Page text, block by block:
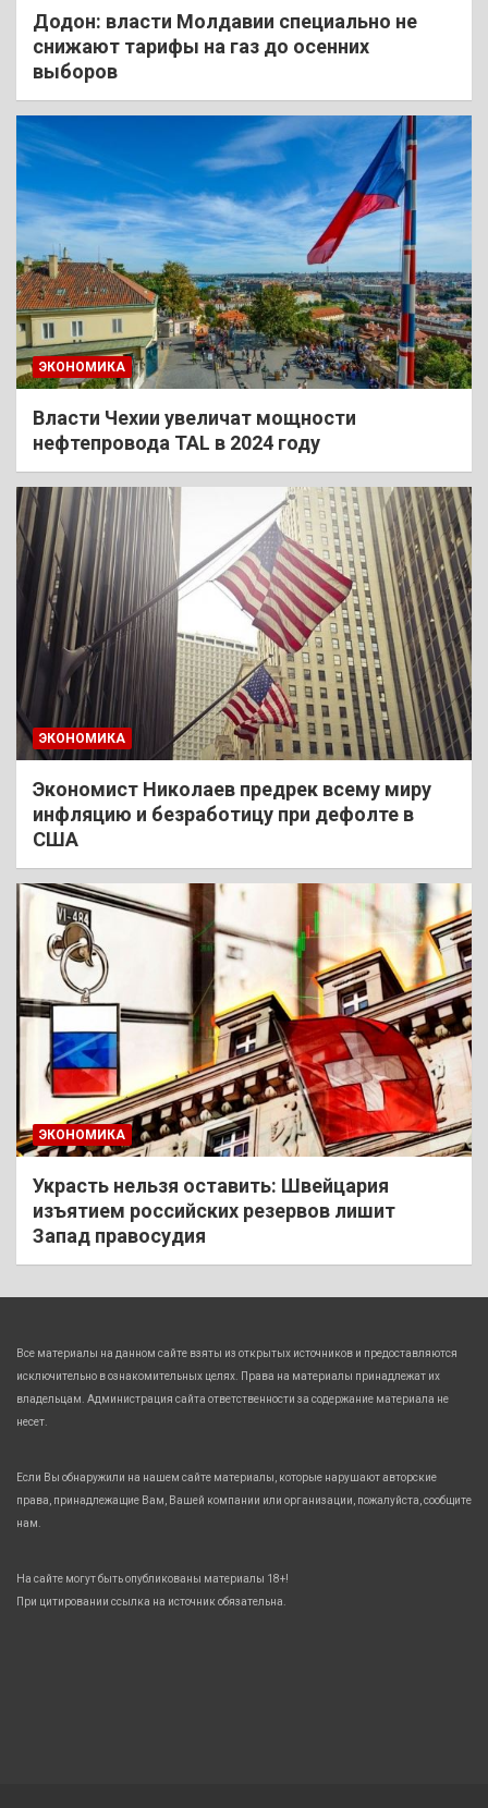
Додон: власти Молдавии специально не
снижают тарифы на газ до осенних
выборов
ЭКОНОМИКА
Власти Чехии увеличат мощности
нефтепровода TAL в 2024 году
ЭКОНОМИКА
Экономист Николаев предрек всему миру
инфляцию и безработицу при дефолте в
США
ЭКОНОМИКА
Украсть нельзя оставить: Швейцария
изъятием российских резервов лишит
Запад правосудия
Все материалы на данном сайте взяты из открытых источников и предоставляются
исключительно в ознакомительных целях. Права на материалы принадлежат их
владельцам. Администрация сайта ответственности за содержание материала не
несет.
Если Вы обнаружили на нашем сайте материалы, которые нарушают авторские
права, принадлежащие Вам, Вашей компании или организации, пожалуйста, сообщите
нам.
На сайте могут быть опубликованы материалы 18+!
При цитировании ссылка на источник обязательна.